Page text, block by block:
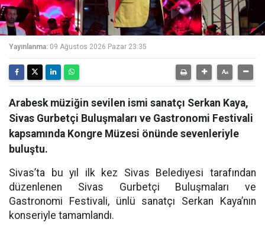
Yayınlanma: 09 Ağustos 2026 Pazar 23:35
Arabesk müziğin sevilen ismi sanatçı Serkan Kaya,
Sivas Gurbetçi Buluşmaları ve Gastronomi Festivali
kapsamında Kongre Müzesi önünde sevenleriyle
buluştu.
Sivas’ta bu yıl ilk kez Sivas Belediyesi tarafından
düzenlenen Sivas Gurbetçi Buluşmaları ve
Gastronomi Festivali, ünlü sanatçı Serkan Kaya’nın
konseriyle tamamlandı.